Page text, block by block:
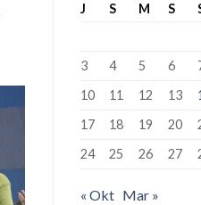
J S M S
3
4 5 6
10
11 12 13
17
18 19 20
24
25 26 27
« Okt Mar »